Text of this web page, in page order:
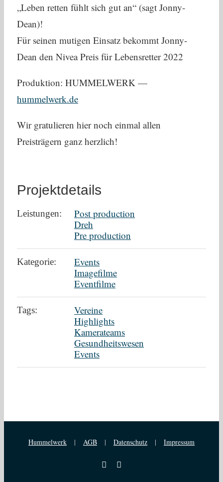
„Leben retten fühlt sich gut an“ (sagt Jonny-
Dean)!
Für seinen mutigen Einsatz bekommt Jonny-
Dean den Nivea Preis für Lebensretter 2022
Produktion: HUMMELWERK —
hummelwerk.de
Wir gratulieren hier noch einmal allen
Preisträgern ganz herzlich!
Projektdetails
Leistungen:
Post production
Dreh
Pre production
Kategorie:
Events
Imagefilme
Eventfilme
Tags:
Vereine
Highlights
Kamerateams
Gesundheitswesen
Events
Hummelwerk | AGB | Datenschutz | Impressum
YouTube